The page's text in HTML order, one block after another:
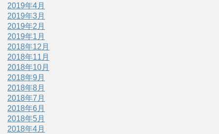
2019年4月
2019年3月
2019年2月
2019年1月
2018年12月
2018年11月
2018年10月
2018年9月
2018年8月
2018年7月
2018年6月
2018年5月
2018年4月